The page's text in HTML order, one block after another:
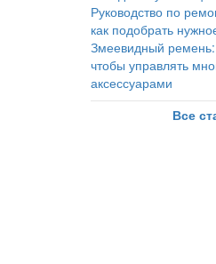
Руководство по
как подобрать
Змеевидный
чтобы управлять
аксессуарами
Все